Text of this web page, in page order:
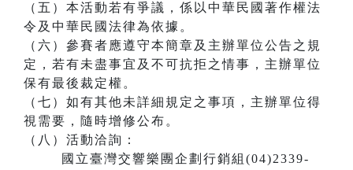
（五）本活動若有爭議，係以中華民國著作權法
令及中華民國法律為依據。
（六）參賽者應遵守本簡章及主辦單位公告之規
定，若有未盡事宜及不可抗拒之情事，主辦單位
保有最後裁定權。
（七）如有其他未詳細規定之事項，主辦單位得
視需要，隨時增修公布。
（八）活動洽詢：
國立臺灣交響樂團企劃行銷組(04)2339-